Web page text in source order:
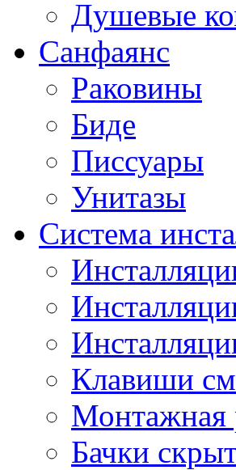
Душевые
Санфаянс
Раковины
Биде
Писсуары
Унитазы
Система
Клавиши
Монтажная
Бачки